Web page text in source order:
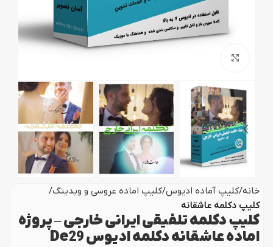
خانه کلیپ آماده ادیوس کلیپ اماده عروسی و ویدینگ
کلیپ دکلمه عاشقانه
کلیپ دکلمه تلفیقی ایرانی خارجی – پروژه
اماده عاشقانه دکلمه ادیوس De29